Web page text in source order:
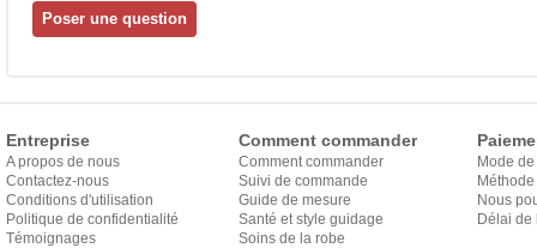
Entreprise
A propos de nous
Contactez-nous
Conditions d'utilisation
Politique de confidentialité
Témoignages
Comment commander
Comment commander
Suivi de commande
Guide de mesure
Santé et style guidage
Soins de la robe
Mode
Nous
Délai de